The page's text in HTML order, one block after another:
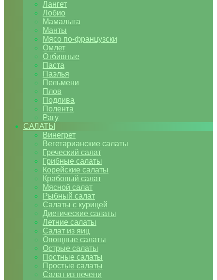
Лангет
Лобио
Мамалыга
Манты
Мясо по-французски
Омлет
Отбивные
Паста
Паэлья
Пельмени
Плов
Подлива
Полента
Рагу
САЛАТЫ
Винегрет
Вегетарианские салаты
Греческий салат
Грибные салаты
Корейские салаты
Крабовый салат
Мясной салат
Рыбный салат
Салаты с курицей
Диетические салаты
Летние салаты
Салат из яиц
Овощные салаты
Острые салаты
Постные салаты
Простые салаты
Салат из печени